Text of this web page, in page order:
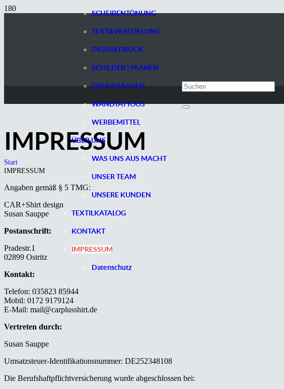
SCHEIBENTÖNUNG
TEXTILVEREDELUNG
DIGITALDRUCK
SCHILDER | PLANEN
DRUCKSACHEN
WANDTATTOOS
WERBEMITTEL
ÜBER UNS
WAS UNS AUS MACHT
UNSER TEAM
UNSERE KUNDEN
TEXTILKATALOG
KONTAKT
IMPRESSUM
Datenschutz
IMPRESSUM
Start
IMPRESSUM
Angaben gemäß § 5 TMG:
CAR+Shirt design
Susan Sauppe
Postanschrift:
Pradestr.1
02899 Ostritz
Kontakt:
Telefon: 035823 85944
Mobil: 0172 9179124
E-Mail: mail@carplusshirt.de
Vertreten durch:
Susan Sauppe
Umsatzsteuer-Identifikationsnummer: DE252348108
Die Berufshaftpflichtversicherung wurde abgeschlossen bei: